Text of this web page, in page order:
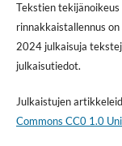
Tekstien
rinnakkaistallennus
2024 julkaisuja
julkaisutiedot.
Julkaistujen
Commons CC0 1.0